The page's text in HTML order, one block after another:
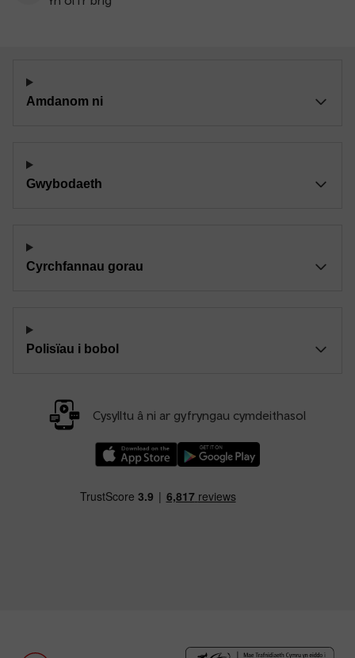
Amdanom ni
Gwybodaeth
Cyrchfannau gorau
Polisïau i bobol
Cysylltu â ni ar gyfryngau cymdeithasol